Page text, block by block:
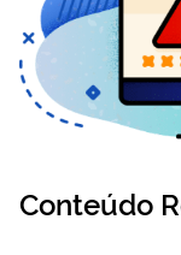
Conteúdo